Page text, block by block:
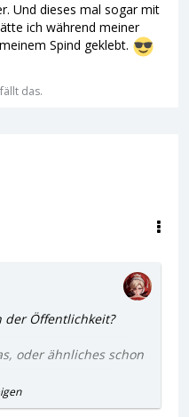
eine Situation
Und dieses mal sogar mit
ich während meiner
Spind geklebt.
das.
Öffentlichkeit?
oder ähnliches schon
machen?